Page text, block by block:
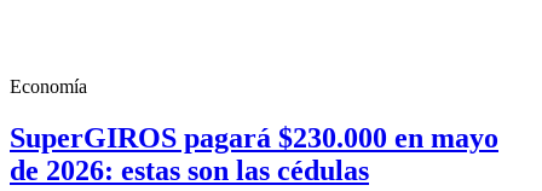
Economía
SuperGIROS pagará $230.000 en mayo
de 2026: estas son las cédulas